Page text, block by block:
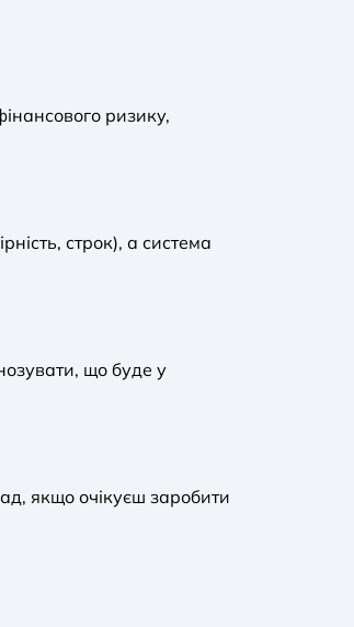
ризику,
строк), а система
що буде у
якщо очікуєш заробити